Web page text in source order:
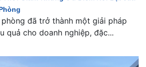
đã trở thành một giải pháp
quả cho doanh nghiệp, đặc...